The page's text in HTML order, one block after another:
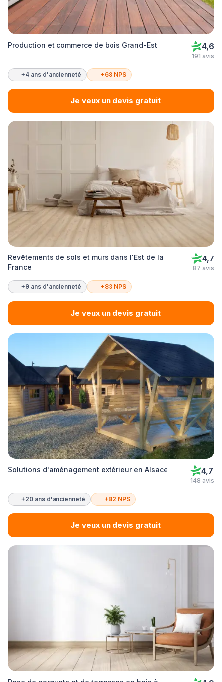
Production et commerce de bois Grand-Est 4,6
191 avis
+4 ans d'ancienneté +68 NPS
Je veux un devis gratuit
Revêtements de sols et murs dans l'Est de la
France
4,7
87 avis
+9 ans d'ancienneté +83 NPS
Je veux un devis gratuit
Solutions d'aménagement extérieur en Alsace 4,7
148 avis
+20 ans d'ancienneté +82 NPS
Je veux un devis gratuit